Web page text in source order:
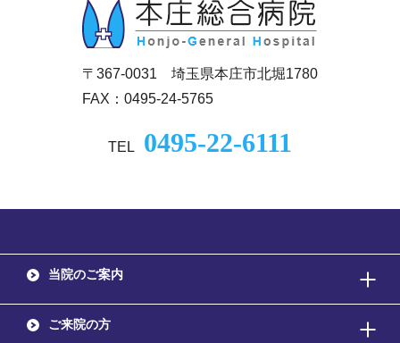
〒367-0031 埼玉県本庄市北堀1780
FAX：0495-24-5765
TEL 0495-22-6111
当院のご案内
ご来院の方